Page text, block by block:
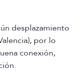
desplazamiento
por lo
conexión,